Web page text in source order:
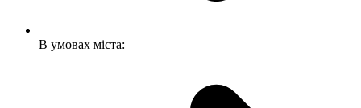
В умовах міста: